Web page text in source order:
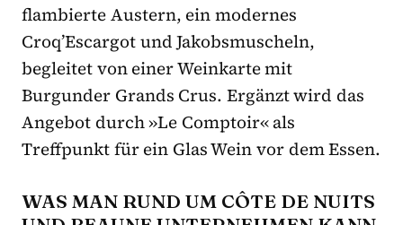
flambierte Austern, ein modernes
Croq’Escargot und Jakobsmuscheln,
begleitet von einer Weinkarte mit
Burgunder Grands Crus. Ergänzt wird das
Angebot durch »Le Comptoir« als
Treffpunkt für ein Glas Wein vor dem Essen.
WAS MAN RUND UM CÔTE DE NUITS